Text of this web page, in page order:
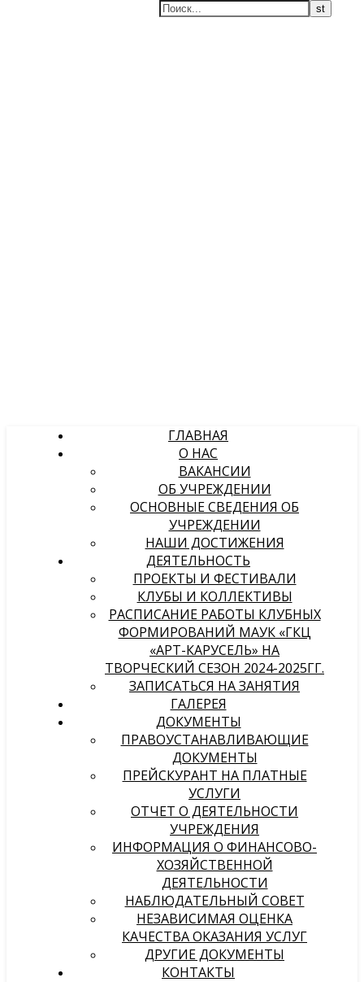
ГЛАВНАЯ
О НАС
ВАКАНСИИ
ОБ УЧРЕЖДЕНИИ
ОСНОВНЫЕ СВЕДЕНИЯ ОБ
УЧРЕЖДЕНИИ
НАШИ ДОСТИЖЕНИЯ
ДЕЯТЕЛЬНОСТЬ
ПРОЕКТЫ И ФЕСТИВАЛИ
КЛУБЫ И КОЛЛЕКТИВЫ
РАСПИСАНИЕ РАБОТЫ КЛУБНЫХ
ФОРМИРОВАНИЙ МАУК «ГКЦ
«АРТ-КАРУСЕЛЬ» НА
ТВОРЧЕСКИЙ СЕЗОН 2024-2025ГГ.
ЗАПИСАТЬСЯ НА ЗАНЯТИЯ
ГАЛЕРЕЯ
ДОКУМЕНТЫ
ПРАВОУСТАНАВЛИВАЮЩИЕ
ДОКУМЕНТЫ
ПРЕЙСКУРАНТ НА ПЛАТНЫЕ
УСЛУГИ
ОТЧЕТ О ДЕЯТЕЛЬНОСТИ
УЧРЕЖДЕНИЯ
ИНФОРМАЦИЯ О ФИНАНСОВО-
ХОЗЯЙСТВЕННОЙ
ДЕЯТЕЛЬНОСТИ
НАБЛЮДАТЕЛЬНЫЙ СОВЕТ
НЕЗАВИСИМАЯ ОЦЕНКА
КАЧЕСТВА ОКАЗАНИЯ УСЛУГ
ДРУГИЕ ДОКУМЕНТЫ
КОНТАКТЫ